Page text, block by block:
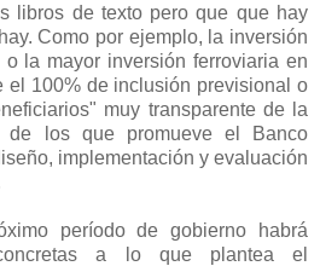
libros de texto pero que que hay
Como por ejemplo, la inversión
la mayor inversión ferroviaria en
el 100% de inclusión previsional o
muy transparente de la
los que promueve el Banco
implementación y evaluación
período de gobierno habrá
a lo que plantea el